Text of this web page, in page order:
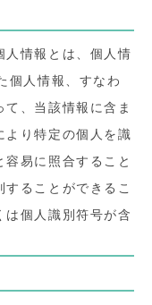
情報とは、個人情
個人情報、すなわ
、当該情報に含ま
り特定の個人を識
易に照合すること
ることができるこ
個人識別符号が含